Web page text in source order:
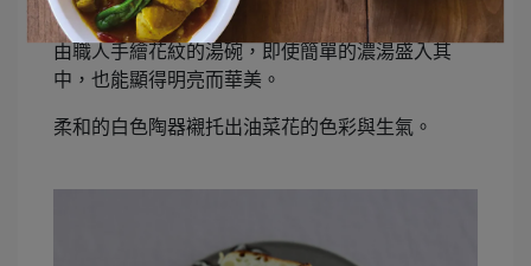
由職人手繪花紋的湯碗，即使簡單的濃湯盛入其
中，也能顯得明亮而華美。
柔和的白色陶器襯托出油菜花的色彩與生氣。